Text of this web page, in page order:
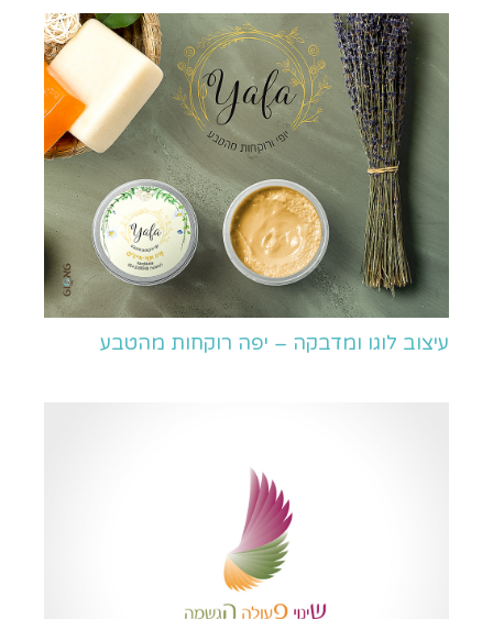
עיצוב לוגו ומדבקה – יפה רוקחות מהטבע